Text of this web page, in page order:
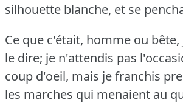
silhouette blanche, et se
Ce que c'était, homme ou
le dire; je n'attendis pas
coup d'oeil, mais je franchis
les marches qui menaient au